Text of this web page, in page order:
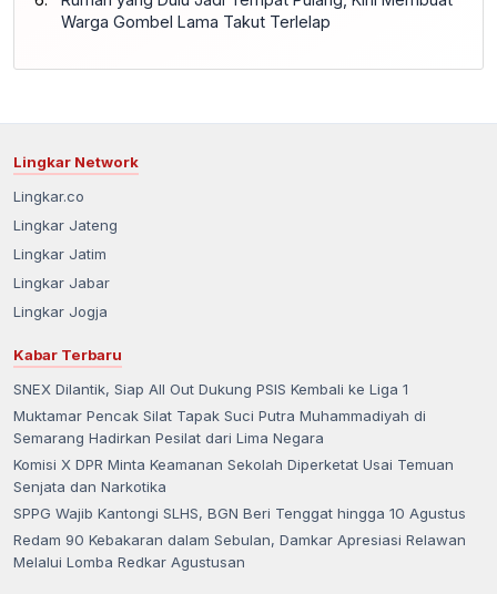
Warga Gombel Lama Takut Terlelap
Lingkar Network
Lingkar.co
Lingkar Jateng
Lingkar Jatim
Lingkar Jabar
Lingkar Jogja
Kabar Terbaru
SNEX Dilantik, Siap All Out Dukung PSIS Kembali ke Liga 1
Muktamar Pencak Silat Tapak Suci Putra Muhammadiyah di
Semarang Hadirkan Pesilat dari Lima Negara
Komisi X DPR Minta Keamanan Sekolah Diperketat Usai Temuan
Senjata dan Narkotika
SPPG Wajib Kantongi SLHS, BGN Beri Tenggat hingga 10 Agustus
Redam 90 Kebakaran dalam Sebulan, Damkar Apresiasi Relawan
Melalui Lomba Redkar Agustusan